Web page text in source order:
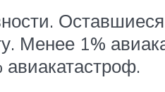
Менее 1%